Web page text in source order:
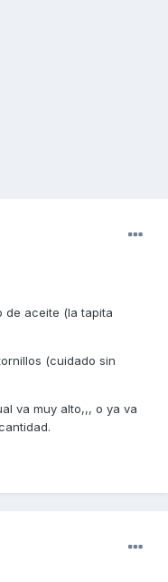
de aceite (la tapita
(cuidado sin
va muy alto,,, o ya va